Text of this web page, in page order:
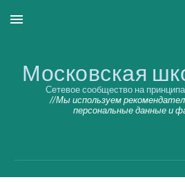
Skip to main content
Московская
Сетевое сообщество на
//Мы используем
персональные данные и